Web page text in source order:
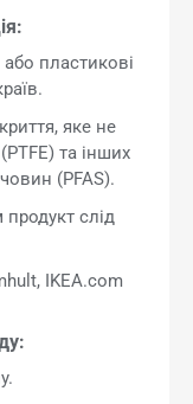
пластикові
яке не
та інших
(PFAS).
слід
IKEA.com